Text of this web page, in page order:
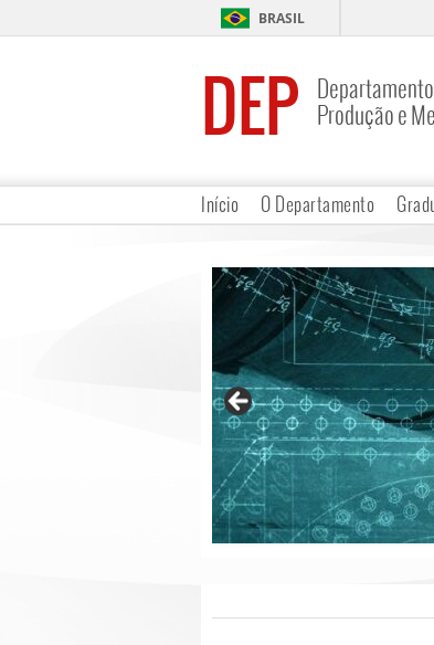
BRASIL
DEP
Produção e
Início O Departamento
DEPARTAMENTO DE ENGENHARIA DE